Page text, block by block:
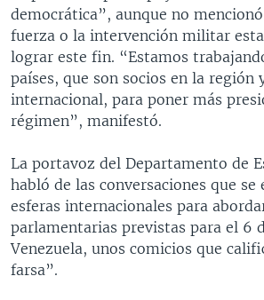
democrática”, aunque no
fuerza o la intervención militar
lograr este fin. “Estamos
países, que son socios en la región
internacional, para poner más
régimen”, manifestó.
La portavoz del Departamento de
habló de las conversaciones que
esferas internacionales para
parlamentarias previstas para el 6
Venezuela, unos comicios que
farsa”.